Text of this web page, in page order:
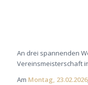
An drei spannenden
Vereinsmeisterschaft
Am Montag, 23.02.2026